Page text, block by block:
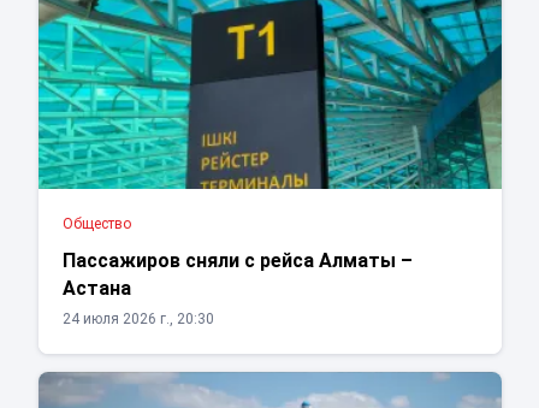
Общество
Пассажиров сняли с рейса Алматы –
Астана
24 июля 2026 г., 20:30